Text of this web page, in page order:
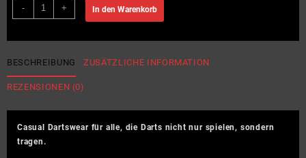
-
dartkult
–
–
Pale
Pink
Organic
Menge
+ In den Warenkorb
BESCHREIBUNG ZUSÄTZLICHE INFORMATION
REZENSIONEN (0)
Casual Dartswear für alle, die Darts nicht nur spielen, sondern
tragen.